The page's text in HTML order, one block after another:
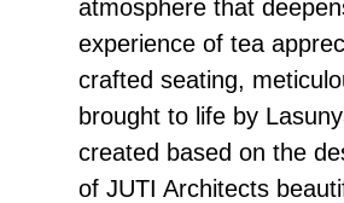
atmosphere that
experience of tea
crafted seating,
brought to life by
created based on the
of JUTI Architects